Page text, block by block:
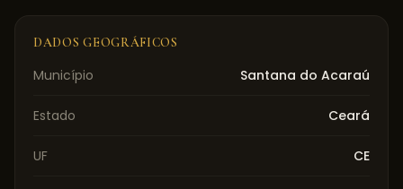
DADOS GEOGRÁFICOS
Município Santana do Acaraú
Estado Ceará
UF CE